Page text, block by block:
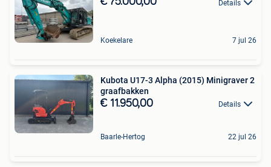
Details
Koekelare 7 jul 26
Kubota U17-3 Alpha (2015) Minigraver 2
graafbakken
€ 11.950,00 Details
Baarle-Hertog 22 jul 26